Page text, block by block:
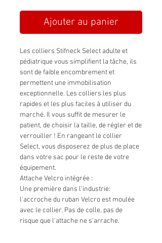
Ajouter au panier
Les colliers Stifneck Select adulte et
pédiatrique vous simplifient la tâche, ils
sont de faible encombrement et
permettent une immobilisation
exceptionnelle. Les colliers les plus
rapides et les plus faciles à utiliser du
marché. Il vous suffit de mesurer le
patient, de choisir la taille, de régler et de
verrouiller ! En rangeant le collier
Select, vous disposerez de plus de place
dans votre sac pour le reste de votre
équipement.
Attache Velcro intégrée :
Une première dans l'industrie:
l'accroche du ruban Velcro est moulée
avec le collier. Pas de colle, pas de
risque que l'attache ne s'arrache.